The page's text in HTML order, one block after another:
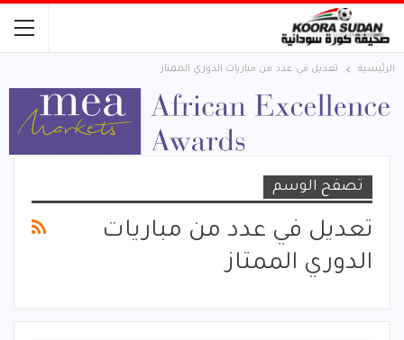
الرئيسية تعديل في عدد من مباريات الدوري الممتاز
تصفح الوسم
تعديل في عدد من مباريات
الدوري الممتاز